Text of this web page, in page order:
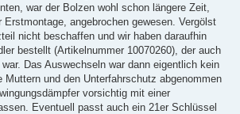
war der Bolzen wohl schon längere Zeit,
angebrochen gewesen. Vergölst
nicht beschaffen und wir haben daraufhin
bestellt (Artikelnummer 10070260), der auch
Das Auswechseln war dann eigentlich kein
Muttern und den Unterfahrschutz abgenommen
vorsichtig mit einer
Eventuell passt auch ein 21er Schlüssel